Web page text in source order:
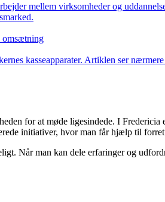
mellem virksomheder og
omsætning
kasseapparater. Artiklen ser
for at møde ligesindede. I
initiativer, hvor man får hjælp til
Når man kan dele erfaringer og